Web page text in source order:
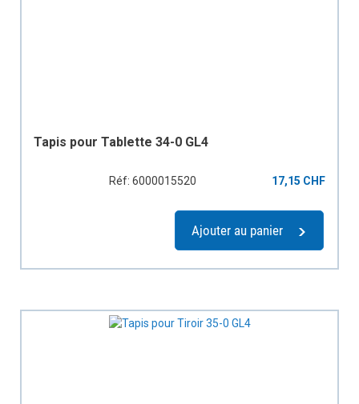
Tapis pour Tablette 34-0 GL4
Réf: 6000015520 17,15 CHF
Ajouter au panier